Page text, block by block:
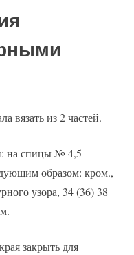
вязать из 2 частей.
на спицы № 4,5
образом: кром.,
узора, 34 (36) 38
закрыть для